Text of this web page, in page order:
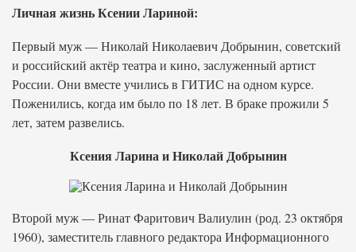
Личная жизнь Ксении Лариной:
Первый муж — Николай Николаевич Добрынин, советский
и российский актёр театра и кино, заслуженный артист
России. Они вместе учились в ГИТИС на одном курсе.
Поженились, когда им было по 18 лет. В браке прожили 5
лет, затем развелись.
Ксения Ларина и Николай Добрынин
Второй муж — Ринат Фаритович Валиулин (род. 23 октября
1960), заместитель главного редактора Информационного